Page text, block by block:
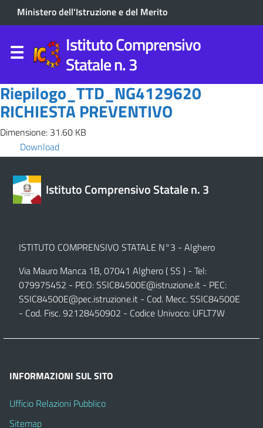
Ministero dell'Istruzione e del Merito
Istituto Comprensivo
Statale n. 3
Riepilogo_TTD_NG4129620
RICHIESTA PREVENTIVO
Dimensione: 31.60 KB
Download
Istituto Comprensivo Statale n. 3
ISTITUTO COMPRENSIVO STATALE N°3 - Alghero
Via Mauro Manca 1B, 07041 Alghero ( SS ) - Tel:
079975452 - PEO:SSIC84500E@istruzione.it - PEC:
SSIC84500E@pec.istruzione.it - Cod. Mecc. SSIC84500E
- Cod. Fisc. 92128450902 - Codice Univoco: UFLT7W
INFORMAZIONI SUL SITO
Ufficio Relazioni Pubblico
Sitemap